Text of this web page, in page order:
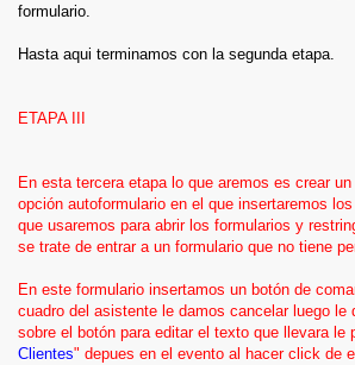
formulario.
Hasta aqui terminamos con la segunda etapa.
ETAPA III
En esta tercera etapa lo que aremos es crear
opción autoformulario en el que insertaremos
que usaremos para abrir los formularios y
se trate de entrar a un formulario que no tiene
En este formulario insertamos un botón de
cuadro del asistente le damos cancelar luego le
sobre el botón para editar el texto que llevara le
Clientes" depues en el evento al hacer click de